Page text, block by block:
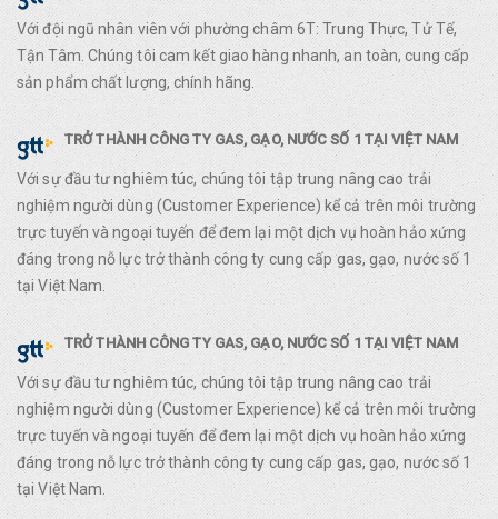
Với đội ngũ nhân viên với phường châm 6T: Trung Thực, Tử Tế,
Tận Tâm. Chúng tôi cam kết giao hàng nhanh, an toàn, cung cấp
sản phẩm chất lượng, chính hãng.
TRỞ THÀNH CÔNG TY GAS, GẠO, NƯỚC SỐ 1 TẠI VIỆT NAM
Với sự đầu tư nghiêm túc, chúng tôi tập trung nâng cao trải
nghiệm người dùng (Customer Experience) kể cả trên môi trường
trực tuyến và ngoại tuyến để đem lại một dịch vụ hoàn hảo xứng
đáng trong nỗ lực trở thành công ty cung cấp gas, gạo, nước số 1
tại Việt Nam.
TRỞ THÀNH CÔNG TY GAS, GẠO, NƯỚC SỐ 1 TẠI VIỆT NAM
Với sự đầu tư nghiêm túc, chúng tôi tập trung nâng cao trải
nghiệm người dùng (Customer Experience) kể cả trên môi trường
trực tuyến và ngoại tuyến để đem lại một dịch vụ hoàn hảo xứng
đáng trong nỗ lực trở thành công ty cung cấp gas, gạo, nước số 1
tại Việt Nam.